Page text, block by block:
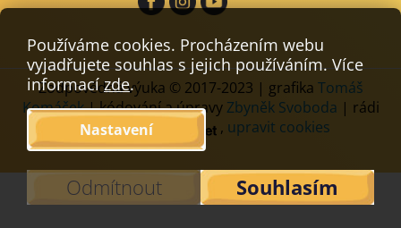
Používáme cookies. Procházením webu
vyjadřujete souhlas s jejich používáním. Více
informacízde.
Nastavení
Odmítnout Souhlasím
Zodpovědná výuka © 2017-2023 | grafika Tomáš
Komáček| kódování a úpravy Zbyněk Svoboda | rádi
používáme
, upravit cookies